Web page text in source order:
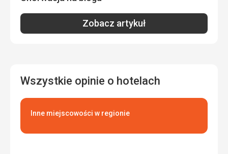
Zobacz artykuł
Wszystkie opinie o hotelach
Inne miejscowości w regionie